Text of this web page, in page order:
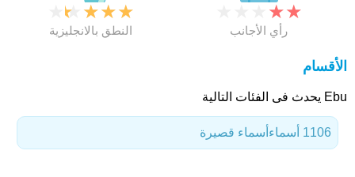
★
★
★
★
النطق بالانجليزية
★
★
رأي الأجانب
الأقسام
Ebu يحدث فى الفئات التالية
أسماء قصيرة 1106 أسماء